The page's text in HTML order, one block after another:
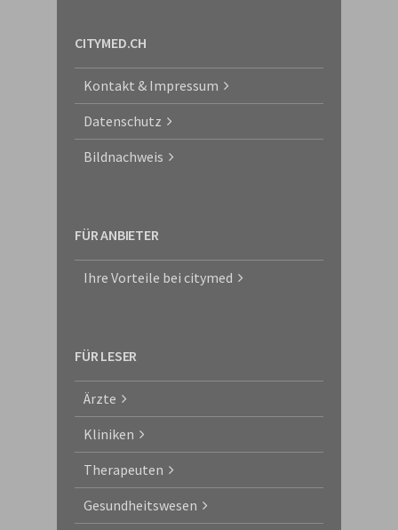
CITYMED.CH
Kontakt & Impressum
Datenschutz
Bildnachweis
FÜR ANBIETER
Ihre Vorteile bei citymed
FÜR LESER
Ärzte
Kliniken
Therapeuten
Gesundheitswesen